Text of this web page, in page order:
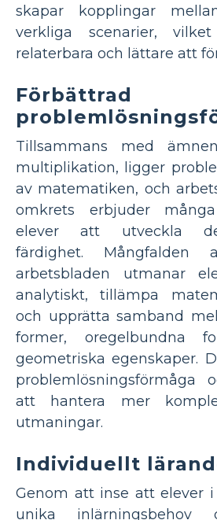
skapar kopplingar
verkliga scenarier,
relaterbara och lättare att
Förbättrad
Tillsammans med
multiplikation, ligger
av matematiken, och
omkrets erbjuder
elever att utveckla
färdighet. Mångfalden
arbetsbladen utmanar
analytiskt, tillämpa
och upprätta samband
former, oregelbundna
geometriska egenskaper.
problemlösningsförmåga
att hantera mer
utmaningar.
Individuellt
Genom att inse att elever
unika inlärningsbehov